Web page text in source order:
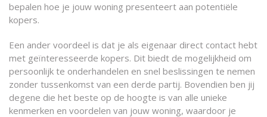
bepalen hoe je jouw woning presenteert aan potentiële
kopers.
Een ander voordeel is dat je als eigenaar direct contact hebt
met geïnteresseerde kopers. Dit biedt de mogelijkheid om
persoonlijk te onderhandelen en snel beslissingen te nemen
zonder tussenkomst van een derde partij. Bovendien ben jij
degene die het beste op de hoogte is van alle unieke
kenmerken en voordelen van jouw woning, waardoor je